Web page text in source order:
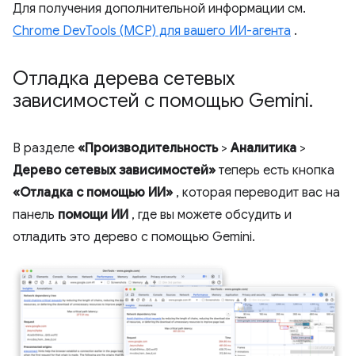
Для получения дополнительной информации см.
Chrome DevTools (MCP) для вашего ИИ-агента .
Отладка дерева сетевых
зависимостей с помощью Gemini.
В разделе «Производительность>Аналитика >
Дерево сетевых зависимостей» теперь есть кнопка
«Отладка с помощью ИИ» , которая переводит вас на
панель помощи ИИ , где вы можете обсудить и
отладить это дерево с помощью Gemini.